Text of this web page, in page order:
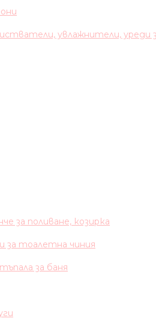
увлажнители, уреди
за поливане, козирка
за тоалетна чиния
за баня